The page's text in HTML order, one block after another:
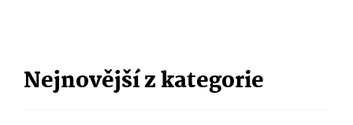
Nejnovější z kategorie